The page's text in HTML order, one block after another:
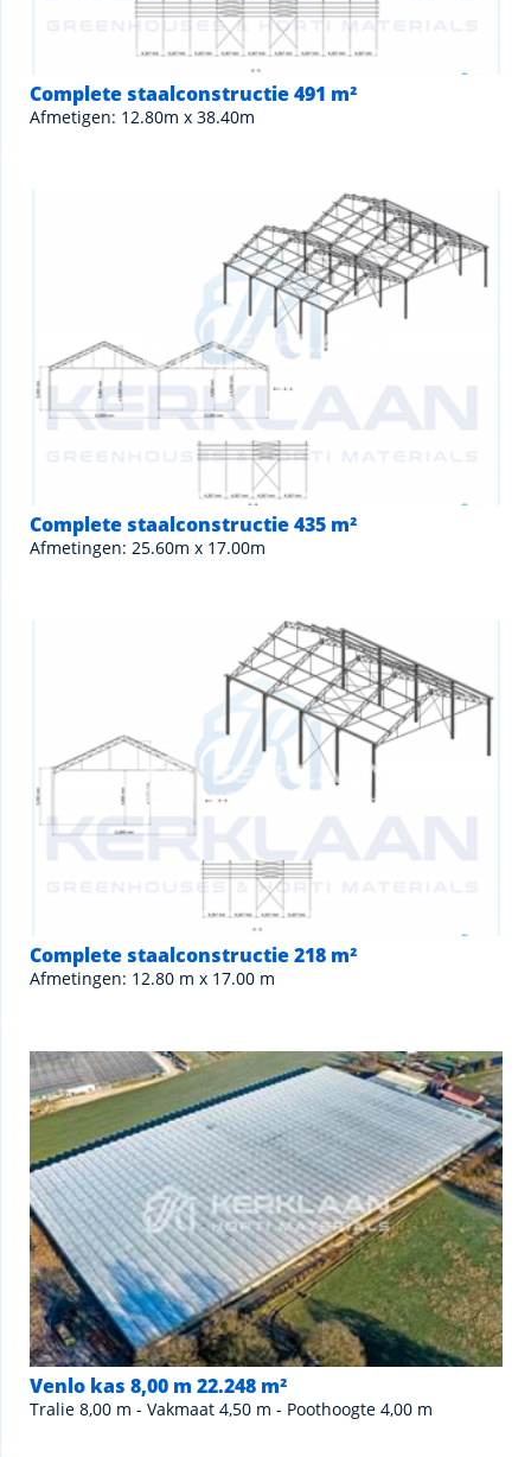
Complete staalconstructie 491 m²
Afmetigen: 12.80m x 38.40m
Complete staalconstructie 435 m²
Afmetingen: 25.60m x 17.00m
Complete staalconstructie 218 m²
Afmetingen: 12.80 m x 17.00 m
Venlo kas 8,00 m 22.248 m²
Tralie 8,00 m - Vakmaat 4,50 m - Poothoogte 4,00 m